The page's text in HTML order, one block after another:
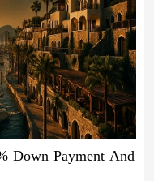
Down Payment And